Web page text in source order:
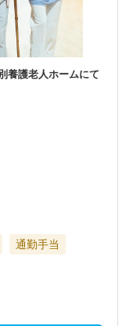
養護老人ホームにて
通勤手当